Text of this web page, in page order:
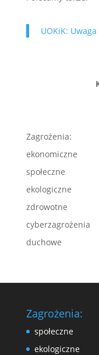
UOKiK:
Zagrożenia:
ekonomiczne
społeczne
ekologiczne
zdrowotne
cyberzagrożenia
duchowe
Zagrożenia:
społeczne
ekologiczne